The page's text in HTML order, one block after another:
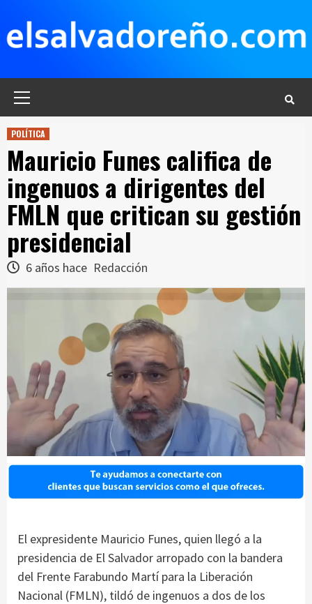
contenido
POLÍTICA
Mauricio Funes califica de
ingenuos a dirigentes del
FMLN que critican su gestión
presidencial
6 años hace Redacción
El expresidente Mauricio Funes, quien llegó a la
presidencia de El Salvador arropado con la bandera
del Frente Farabundo Martí para la Liberación
Nacional (FMLN), tildó de ingenuos a dos de los